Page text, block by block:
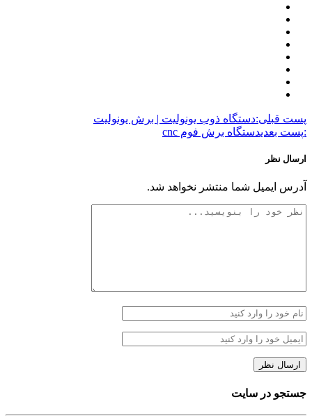
پست قبلی:دستگاه ذوب یونولیت | برش یونولیت
:پست بعدیدستگاه برش فوم cnc
ارسال نظر
آدرس ایمیل شما منتشر نخواهد شد.
جستجو در سایت